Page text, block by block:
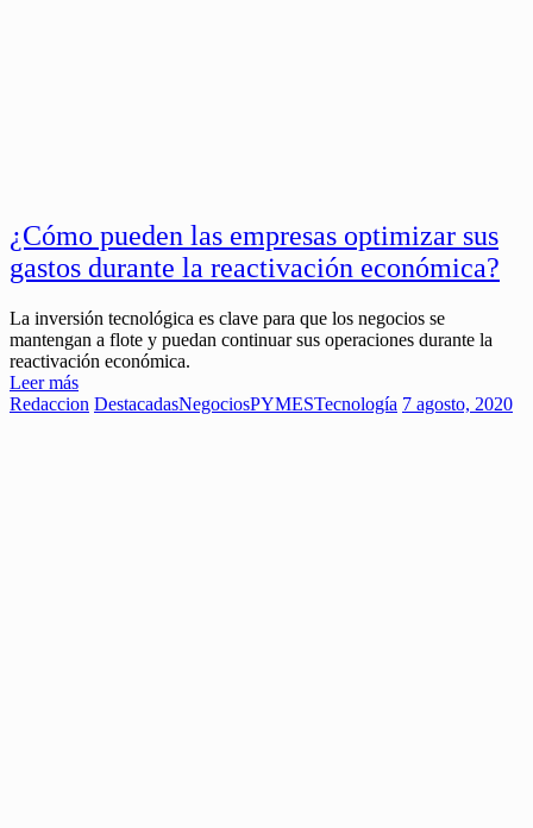
¿Cómo pueden las empresas optimizar sus
gastos durante la reactivación económica?
La inversión tecnológica es clave para que los negocios se
mantengan a flote y puedan continuar sus operaciones durante la
reactivación económica.
Leer más
Redaccion DestacadasNegociosPYMESTecnología 7 agosto, 2020